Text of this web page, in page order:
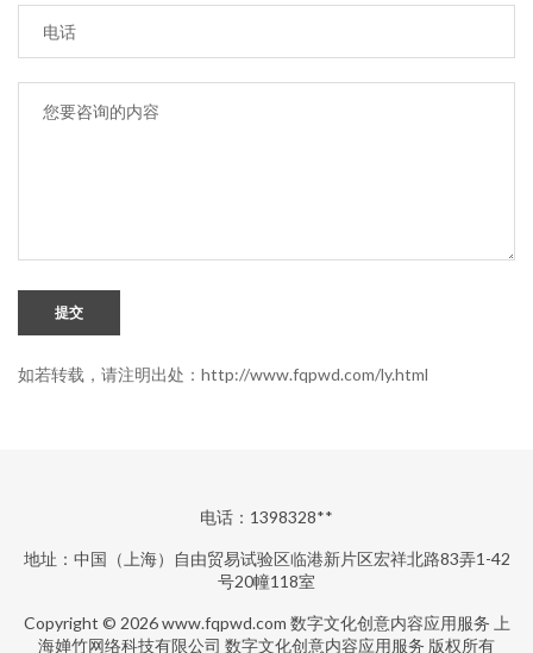
提交
如若转载，请注明出处：http://www.fqpwd.com/ly.html
电话：1398328**
地址：中国（上海）自由贸易试验区临港新片区宏祥北路83弄1-42
号20幢118室
Copyright © 2026www.fqpwd.com 数字文化创意内容应用服务 上
海婵竹网络科技有限公司 数字文化创意内容应用服务 版权所有